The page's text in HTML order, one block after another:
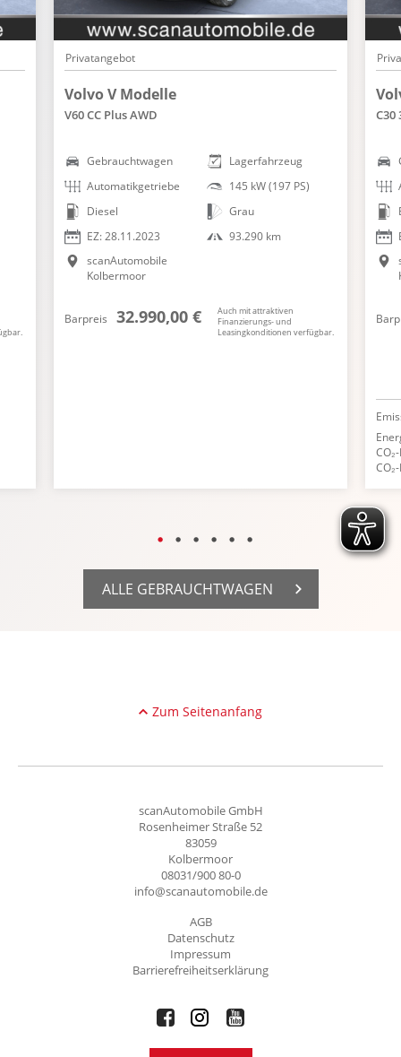
Privatangebot
Volvo V Modelle
V60 CC Plus AWD
Gebrauchtwagen
Automatikgetriebe
Diesel
EZ: 28.11.2023
scanAutomobile
Kolbermoor
Lagerfahrzeug
145 kW (197 PS)
Grau
93.290 km
Barpreis 32.990,00 €
Auch mit attraktiven
Finanzierungs- und
Leasingkonditionen verfügbar.
ALLE GEBRAUCHTWAGEN
Zum Seitenanfang
scanAutomobile GmbH
Rosenheimer Straße 52
83059
Kolbermoor
08031/900 80-0
info@scanautomobile.de
AGB
Datenschutz
Impressum
Barrierefreiheitserklärung